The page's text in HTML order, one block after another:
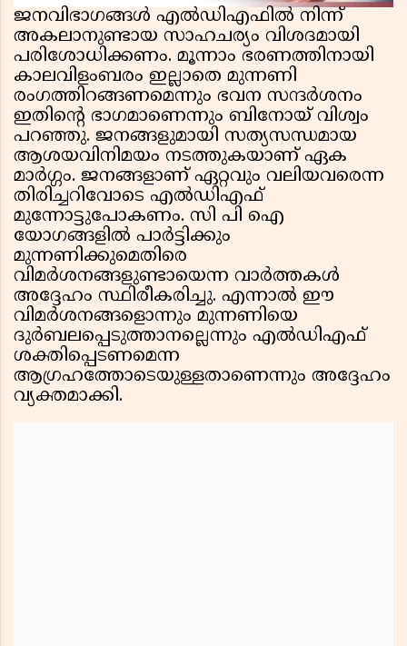
ജനവിഭാഗങ്ങൾ എൽഡിഎഫിൽ നിന്ന്
അകലാനുണ്ടായ സാഹചര്യം വിശദമായി
പരിശോധിക്കണം. മൂന്നാം ഭരണത്തിനായി
കാലവിളംബരം ഇല്ലാതെ മുന്നണി
രംഗത്തിറങ്ങണമെന്നും ഭവന സന്ദർശനം
ഇതിന്റെ ഭാഗമാണെന്നും ബിനോയ് വിശ്വം
പറഞ്ഞു. ജനങ്ങളുമായി സത്യസന്ധമായ
ആശയവിനിമയം നടത്തുകയാണ് ഏക
മാർഗ്ഗം. ജനങ്ങളാണ് ഏറ്റവും വലിയവരെന്ന
തിരിച്ചറിവോടെ എൽഡിഎഫ്
മുന്നോട്ടുപോകണം. സി പി ഐ
യോഗങ്ങളിൽ പാർട്ടിക്കും
മുന്നണിക്കുമെതിരെ
വിമർശനങ്ങളുണ്ടായെന്ന വാർത്തകൾ
അദ്ദേഹം സ്ഥിരീകരിച്ചു. എന്നാൽ ഈ
വിമർശനങ്ങളൊന്നും മുന്നണിയെ
ദുർബലപ്പെടുത്താനല്ലെന്നും എൽഡിഎഫ്
ശക്തിപ്പെടണമെന്ന
ആഗ്രഹത്തോടെയുള്ളതാണെന്നും അദ്ദേഹം
വ്യക്തമാക്കി.